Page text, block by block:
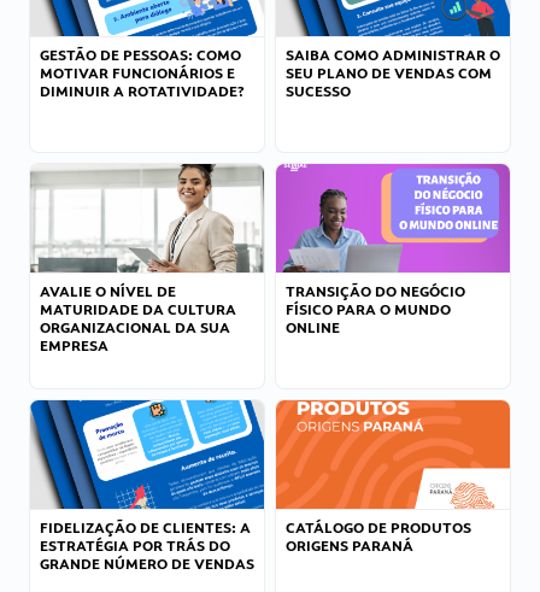
GESTÃO DE PESSOAS: COMO
MOTIVAR FUNCIONÁRIOS E
DIMINUIR A ROTATIVIDADE?
SAIBA COMO ADMINISTRAR O
SEU PLANO DE VENDAS COM
SUCESSO
AVALIE O NÍVEL DE
MATURIDADE DA CULTURA
ORGANIZACIONAL DA SUA
EMPRESA
TRANSIÇÃO DO NEGÓCIO
FÍSICO PARA O MUNDO
ONLINE
FIDELIZAÇÃO DE CLIENTES: A
ESTRATÉGIA POR TRÁS DO
GRANDE NÚMERO DE VENDAS
CATÁLOGO DE PRODUTOS
ORIGENS PARANÁ